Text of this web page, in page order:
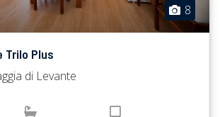
8
Trilo Plus
di Levante